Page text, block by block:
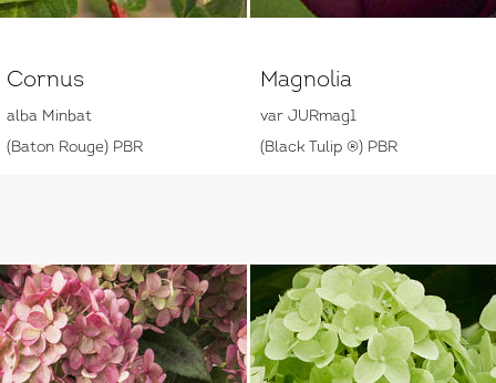
Cornus
alba Minbat
(Baton Rouge) PBR
Magnolia
var JURmag1
(Black Tulip ®) PBR